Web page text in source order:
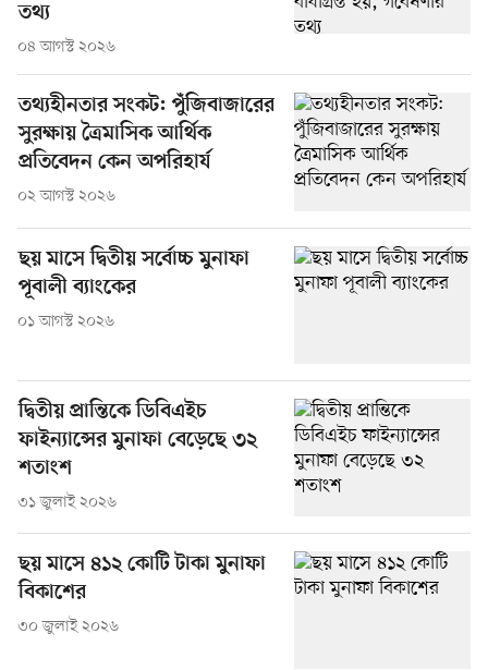
তথ্য
০৪ আগস্ট ২০২৬
তথ্যহীনতার সংকট: পুঁজিবাজারের
সুরক্ষায় ত্রৈমাসিক আর্থিক
প্রতিবেদন কেন অপরিহার্য
০২ আগস্ট ২০২৬
ছয় মাসে দ্বিতীয় সর্বোচ্চ মুনাফা
পূবালী ব্যাংকের
০১ আগস্ট ২০২৬
দ্বিতীয় প্রান্তিকে ডিবিএইচ
ফাইন্যান্সের মুনাফা বেড়েছে ৩২
শতাংশ
৩১ জুলাই ২০২৬
ছয় মাসে ৪১২ কোটি টাকা মুনাফা
বিকাশের
৩০ জুলাই ২০২৬